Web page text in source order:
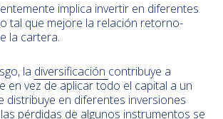
implica invertir en diferentes
tal que mejore la relación retorno-
la cartera.
la diversificación contribuye a
en vez de aplicar todo el capital a un
distribuye en diferentes inversiones
pérdidas de algunos instrumentos se